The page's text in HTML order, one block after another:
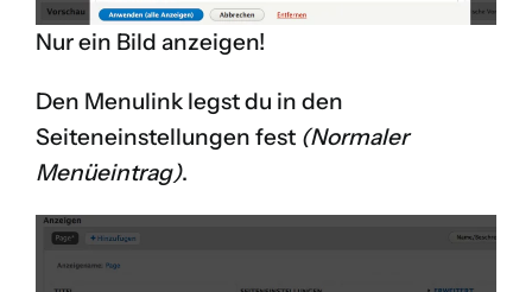
Nur ein Bild anzeigen!
Den Menulink legst du in den
Seiteneinstellungen fest (Normaler
Menüeintrag).